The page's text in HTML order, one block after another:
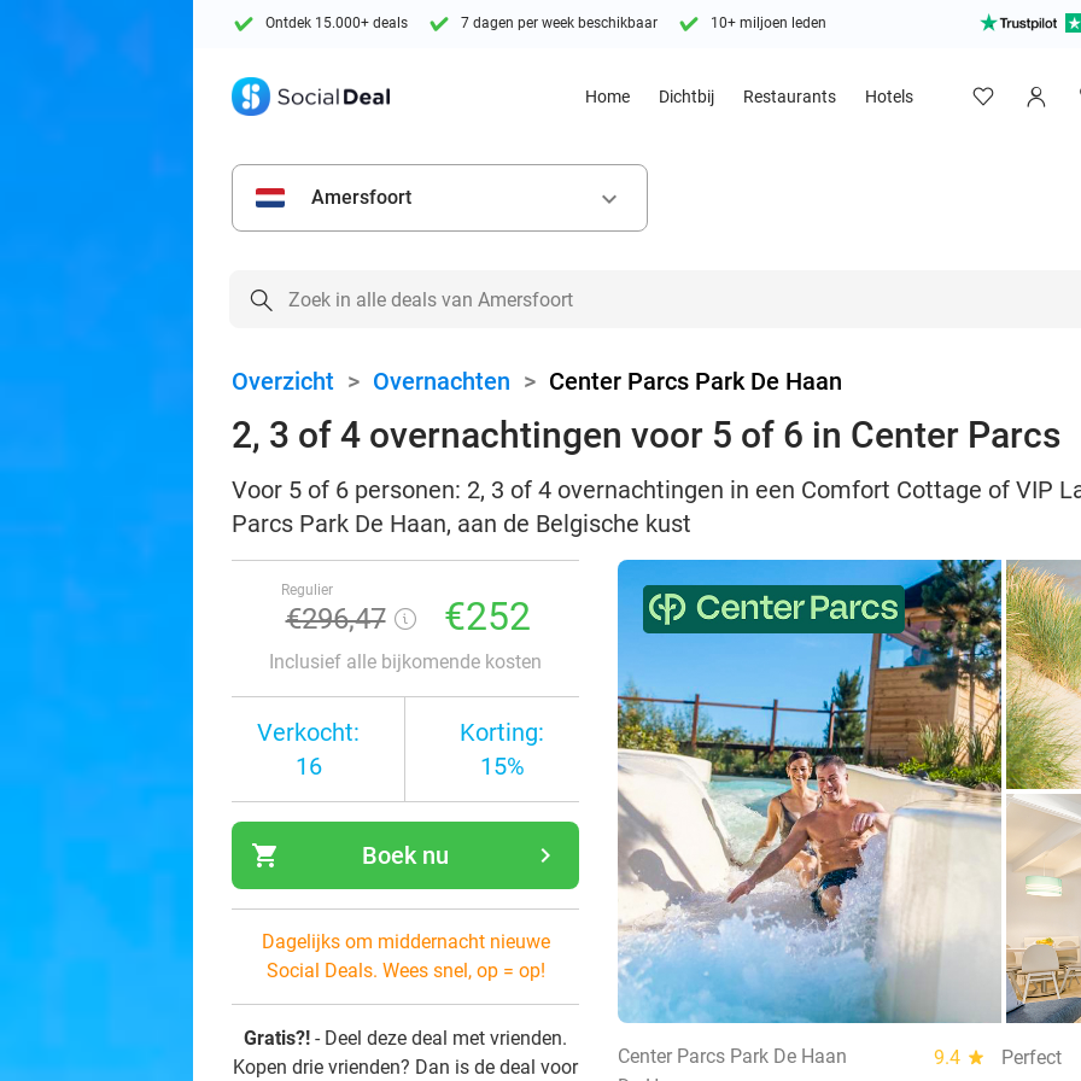
Ontdek 15.000+ deals 7 dagen per week beschikbaar 10+ miljoen leden
Home Dichtbij Restaurants Hotels
Amersfoort keyboard_arrow_down
Overzicht > Overnachten > Center Parcs Park De Haan
2, 3 of 4 overnachtingen voor 5 of 6 in Center Parcs
Voor 5 of 6 personen: 2, 3 of 4 overnachtingen in een Comfort Cottage of VIP
Parcs Park De Haan, aan de Belgische kust
Regulier
€296,47 €252
Inclusief alle bijkomende kosten
Verkocht:
16
Korting:
15%
shopping_cart navigate_next
Boek nu
Dagelijks om middernacht nieuwe
Social Deals. Wees snel, op = op!
Gratis?! - Deel deze deal met vrienden.
Kopen drie vrienden? Dan is de deal voor
Center Parcs Park De Haan 9.4 star
Perfect